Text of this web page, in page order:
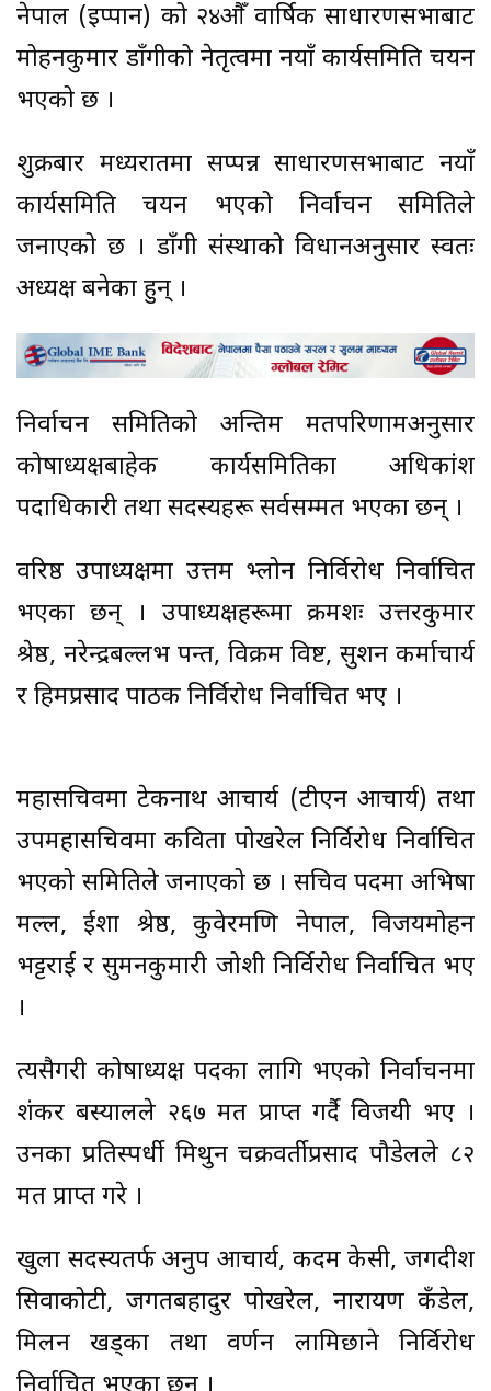
नेपाल (इप्पान) को २४औँ वार्षिक साधारणसभाबाट
मोहनकुमार डाँगीको नेतृत्वमा नयाँ कार्यसमिति चयन
भएको छ ।
शुक्रबार मध्यरातमा सप्पन्न साधारणसभाबाट नयाँ
कार्यसमिति चयन भएको निर्वाचन समितिले
जनाएको छ । डाँगी संस्थाको विधानअनुसार स्वतः
अध्यक्ष बनेका हुन् ।
निर्वाचन समितिको अन्तिम मतपरिणामअनुसार
कोषाध्यक्षबाहेक कार्यसमितिका अधिकांश
पदाधिकारी तथा सदस्यहरू सर्वसम्मत भएका छन् ।
वरिष्ठ उपाध्यक्षमा उत्तम भ्लोन निर्विरोध निर्वाचित
भएका छन् । उपाध्यक्षहरूमा क्रमशः उत्तरकुमार
श्रेष्ठ, नरेन्द्रबल्लभ पन्त, विक्रम विष्ट, सुशन कर्माचार्य
र हिमप्रसाद पाठक निर्विरोध निर्वाचित भए ।
महासचिवमा टेकनाथ आचार्य (टीएन आचार्य) तथा
उपमहासचिवमा कविता पोखरेल निर्विरोध निर्वाचित
भएको समितिले जनाएको छ । सचिव पदमा अभिषा
मल्ल, ईशा श्रेष्ठ, कुवेरमणि नेपाल, विजयमोहन
भट्टराई र सुमनकुमारी जोशी निर्विरोध निर्वाचित भए
।
त्यसैगरी कोषाध्यक्ष पदका लागि भएको निर्वाचनमा
शंकर बस्यालले २६७ मत प्राप्त गर्दै विजयी भए ।
उनका प्रतिस्पर्धी मिथुन चक्रवर्तीप्रसाद पौडेलले ८२
मत प्राप्त गरे ।
खुला सदस्यतर्फ अनुप आचार्य, कदम केसी, जगदीश
सिवाकोटी, जगतबहादुर पोखरेल, नारायण कँडेल,
मिलन खड्का तथा वर्णन लामिछाने निर्विरोध